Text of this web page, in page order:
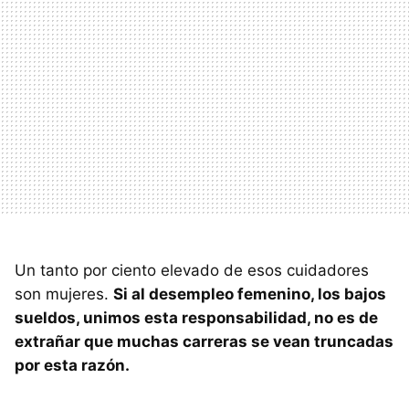
Un tanto por ciento elevado de esos cuidadores
son mujeres. Si al desempleo femenino, los bajos
sueldos, unimos esta responsabilidad, no es de
extrañar que muchas carreras se vean truncadas
por esta razón.